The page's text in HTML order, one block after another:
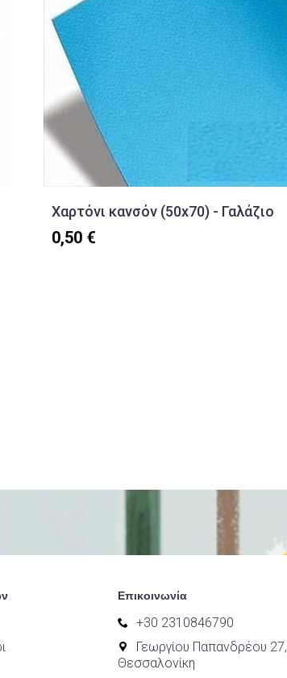
Χαρτόνι κανσόν (50x70) - Γαλάζιο
0,50 €
Επικοινωνία
+30 2310846790
Γεωργίου Παπανδρέου 27,
Θεσσαλονίκη